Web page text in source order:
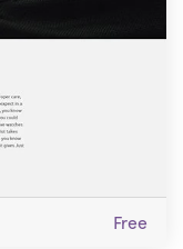
Free